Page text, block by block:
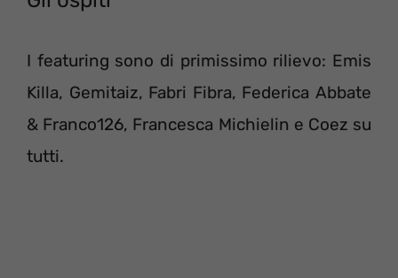
I featuring sono di primissimo rilievo: Emis
Killa, Gemitaiz, Fabri Fibra, Federica Abbate
& Franco126, Francesca Michielin e Coez su
tutti.